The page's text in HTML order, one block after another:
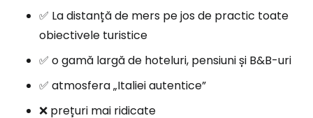
✅ La distanță de mers pe jos de practic toate
obiectivele turistice
✅ o gamă largă de hoteluri, pensiuni și B&B-uri
✅ atmosfera „Italiei autentice”
❌ prețuri mai ridicate